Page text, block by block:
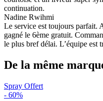
continuation.
Nadine Rwihmi
Le service est toujours parfait.
gagné le 6ème gratuit.
le plus bref délai. L’équipe est
De la même
Spray Offert
- 60%